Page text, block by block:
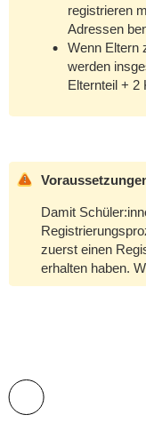
registrieren
Adressen
Wenn Eltern
werden
Elternteil + 2
Damit
zuerst einen
erhalten haben.